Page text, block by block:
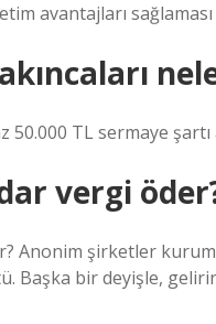
avantajları
TL sermaye
vergi
Anonim şirketler
Başka bir deyişle,